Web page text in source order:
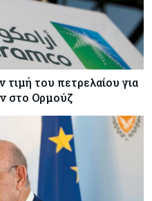
του πετρελαίου για
στο Ορμούζ